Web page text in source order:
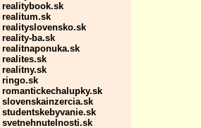
realitybook.sk
realitum.sk
realityslovensko.sk
reality-ba.sk
realitnaponuka.sk
realites.sk
realitny.sk
ringo.sk
romantickechalupky.sk
slovenskainzercia.sk
studentskebyvanie.sk
svetnehnutelnosti.sk